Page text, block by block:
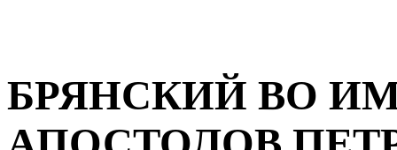
БРЯНСКИЙ ВО